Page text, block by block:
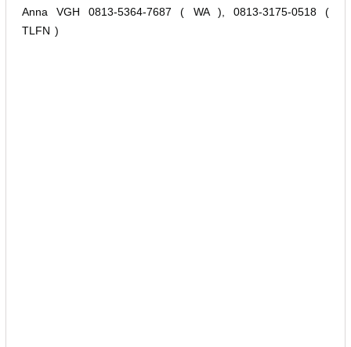
Anna VGH 0813-5364-7687 ( WA ), 0813-3175-0518 (
TLFN )